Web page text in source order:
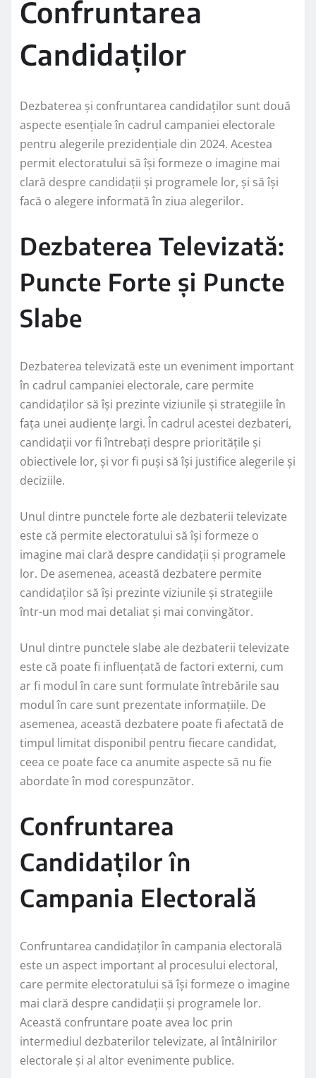
Confruntarea
Candidaților
Dezbaterea și confruntarea candidaților sunt două
aspecte esențiale în cadrul campaniei electorale
pentru alegerile prezidențiale din 2024. Acestea
permit electoratului să își formeze o imagine mai
clară despre candidații și programele lor, și să își
facă o alegere informată în ziua alegerilor.
Dezbaterea Televizată:
Puncte Forte și Puncte
Slabe
Dezbaterea televizată este un eveniment important
în cadrul campaniei electorale, care permite
candidaților să își prezinte viziunile și strategiile în
fața unei audiențe largi. În cadrul acestei dezbateri,
candidații vor fi întrebați despre prioritățile și
obiectivele lor, și vor fi puși să își justifice alegerile și
deciziile.
Unul dintre punctele forte ale dezbaterii televizate
este că permite electoratului să își formeze o
imagine mai clară despre candidații și programele
lor. De asemenea, această dezbatere permite
candidaților să își prezinte viziunile și strategiile
într-un mod mai detaliat și mai convingător.
Unul dintre punctele slabe ale dezbaterii televizate
este că poate fi influențată de factori externi, cum
ar fi modul în care sunt formulate întrebările sau
modul în care sunt prezentate informațiile. De
asemenea, această dezbatere poate fi afectată de
timpul limitat disponibil pentru fiecare candidat,
ceea ce poate face ca anumite aspecte să nu fie
abordate în mod corespunzător.
Confruntarea
Candidaților în
Campania Electorală
Confruntarea candidaților în campania electorală
este un aspect important al procesului electoral,
care permite electoratului să își formeze o imagine
mai clară despre candidații și programele lor.
Această confruntare poate avea loc prin
intermediul dezbaterilor televizate, al întâlnirilor
electorale și al altor evenimente publice.